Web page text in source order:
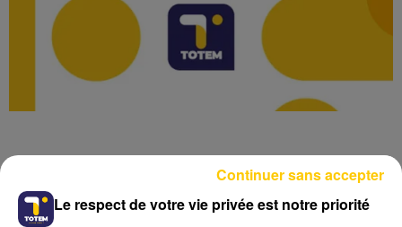
Lecture (2 min 38 sec)
Le respect de votre vie privée est notre priorité
Continuer sans accepter